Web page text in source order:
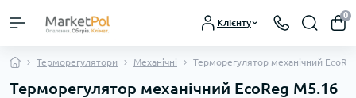
Клієнту
0
Терморегулятори Механічні Терморегулятор механічний
Терморегулятор механічний EcoReg M5.16